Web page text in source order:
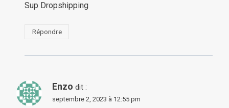
Sup Dropshipping
Répondre
Enzo dit :
septembre 2, 2023 à 12:55 pm